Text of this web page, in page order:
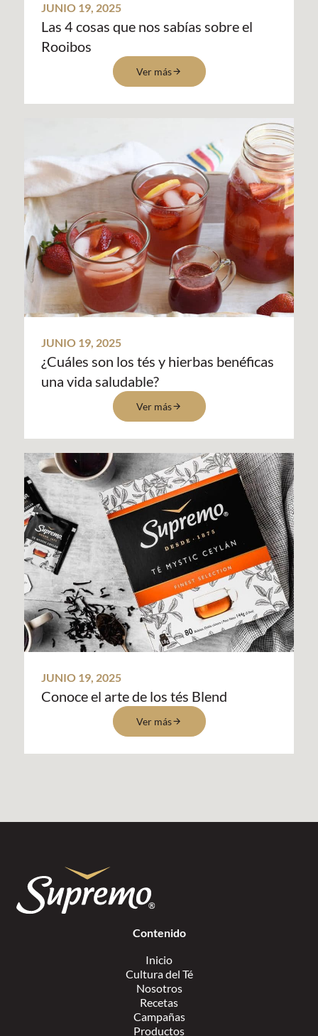
JUNIO 19, 2025
Las 4 cosas que nos sabías sobre el
Rooibos
Ver más
JUNIO 19, 2025
¿Cuáles son los tés y hierbas benéficas
una vida saludable?
Ver más
JUNIO 19, 2025
Conoce el arte de los tés Blend
Ver más
Contenido
Inicio
Cultura del Té
Nosotros
Recetas
Campañas
Productos